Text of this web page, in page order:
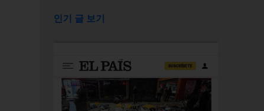
인기 글 보기